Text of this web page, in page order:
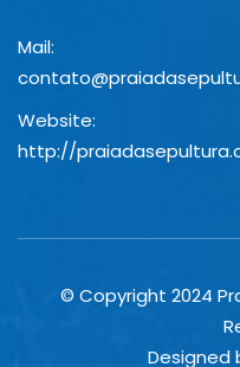
Mail:
Website:
http://
© Copyright 2024
Designed